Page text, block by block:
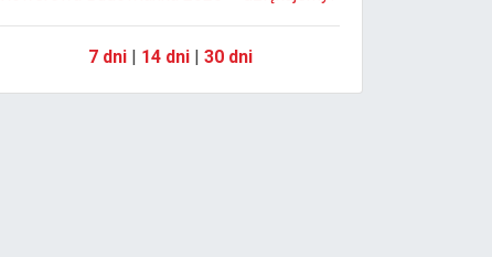
7 dni| 14 dni| 30 dni